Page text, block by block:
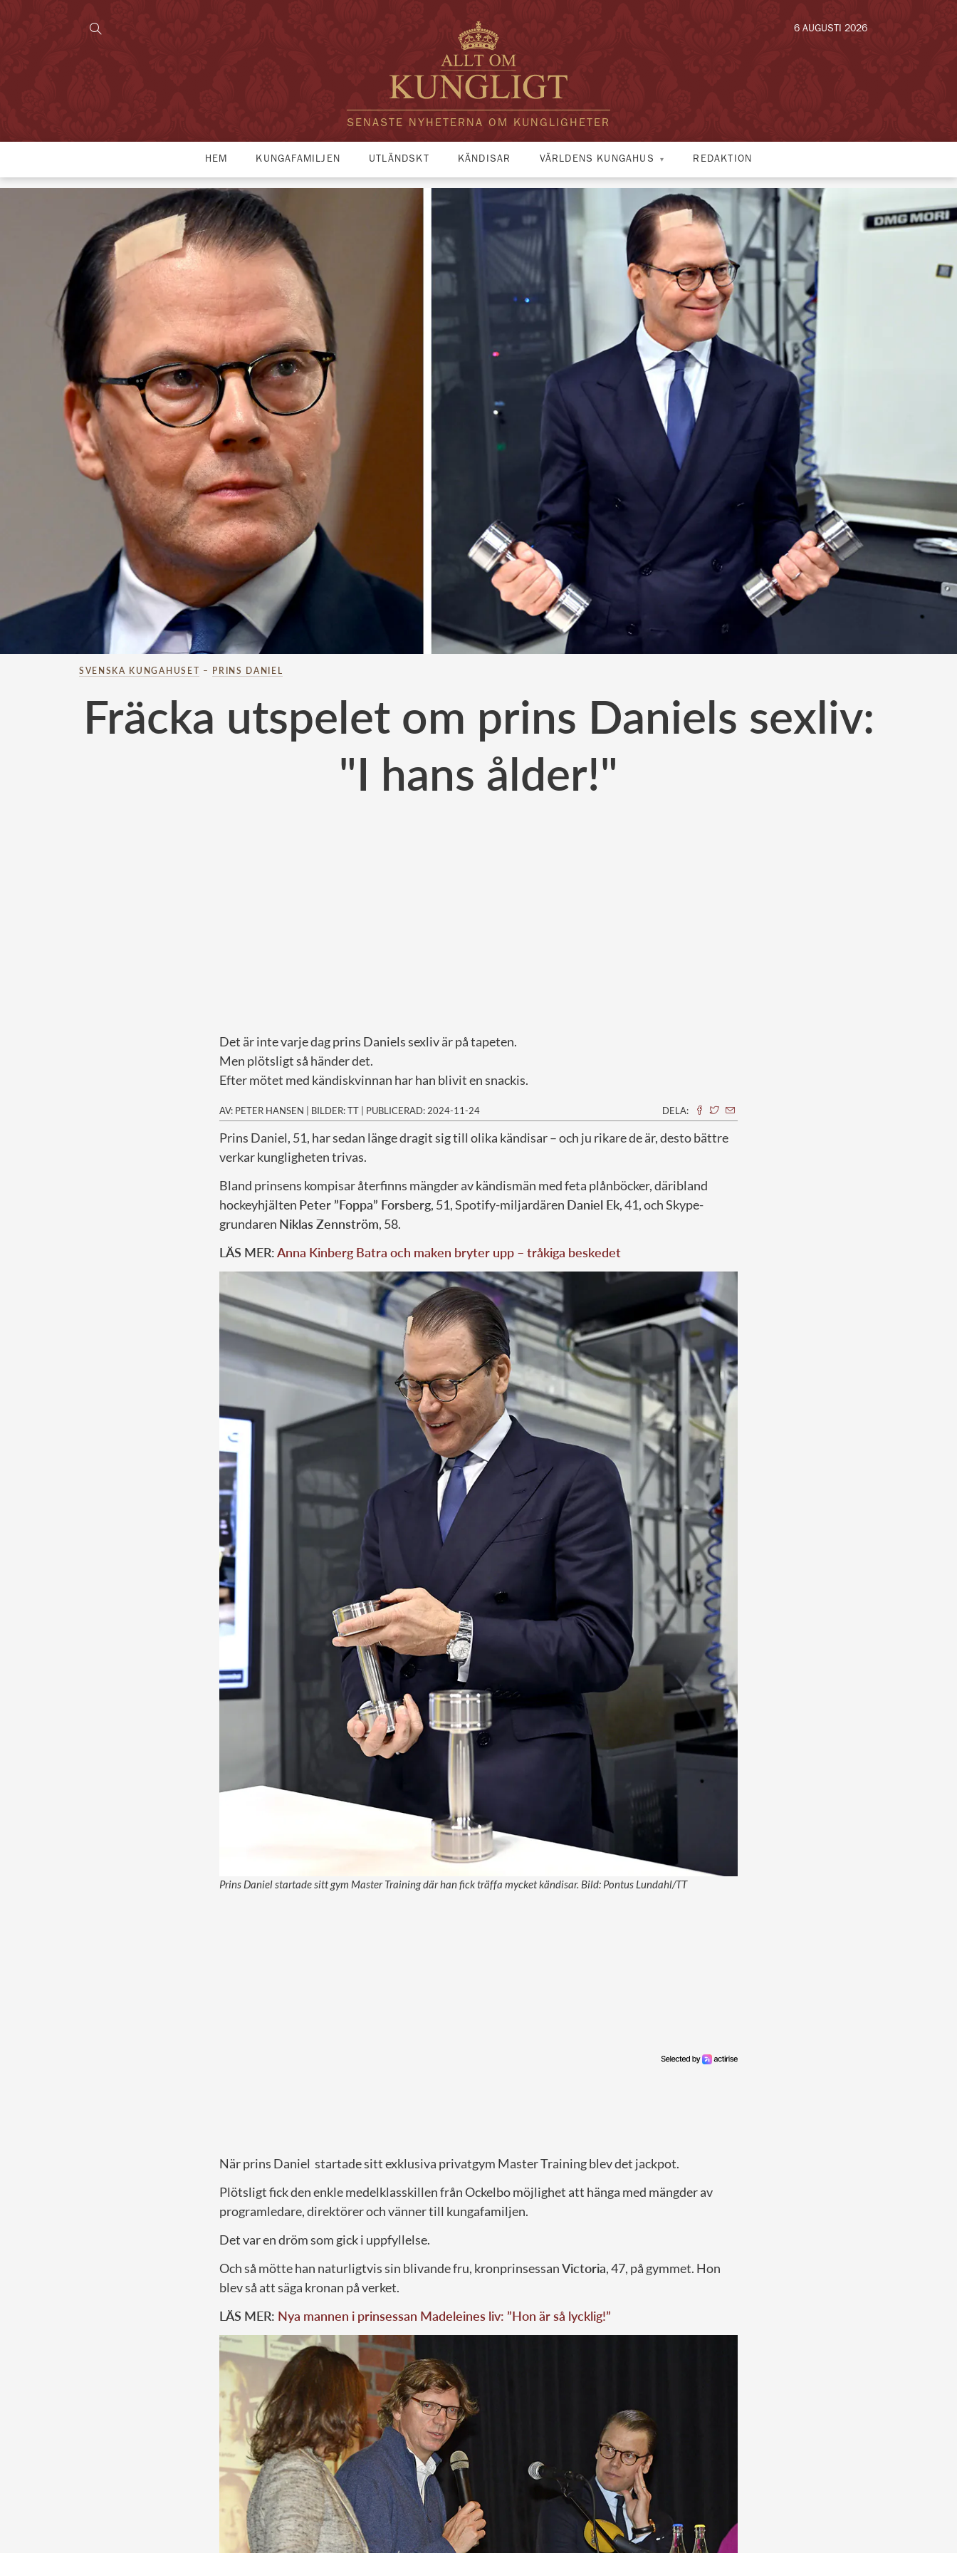
SENASTE NYHETERNA OM KUNGLIGHETER
6 AUGUSTI 2026
HEM KUNGAFAMILJEN UTLÄNDSKT KÄNDISAR VÄRLDENS KUNGAHUS REDAKTION
SVENSKA KUNGAHUSET – PRINS DANIEL
Fräcka utspelet om prins Daniels sexliv:
"I hans ålder!"
Det är inte varje dag prins Daniels sexliv är på tapeten.
Men plötsligt så händer det.
Efter mötet med kändiskvinnan har han blivit en snackis.
AV: PETER HANSEN | BILDER: TT | PUBLICERAD: 2024-11-24 DELA:
Prins Daniel, 51, har sedan länge dragit sig till olika kändisar – och ju rikare de är, desto bättre
verkar kungligheten trivas.
Bland prinsens kompisar återfinns mängder av kändismän med feta plånböcker, däribland
hockeyhjälten Peter ”Foppa” Forsberg, 51, Spotify-miljardären Daniel Ek, 41, och Skype-
grundaren Niklas Zennström, 58.
LÄS MER:Anna Kinberg Batra och maken bryter upp – tråkiga beskedet
Prins Daniel startade sitt gym Master Training där han fick träffa mycket kändisar. Bild: Pontus Lundahl/TT
När prins Daniel startade sitt exklusiva privatgym Master Training blev det jackpot.
Plötsligt fick den enkle medelklasskillen från Ockelbo möjlighet att hänga med mängder av
programledare, direktörer och vänner till kungafamiljen.
Det var en dröm som gick i uppfyllelse.
Och så mötte han naturligtvis sin blivande fru, kronprinsessanVictoria, 47, på gymmet. Hon
blev så att säga kronan på verket.
LÄS MER: Nya mannen i prinsessan Madeleines liv: ”Hon är så lycklig!”